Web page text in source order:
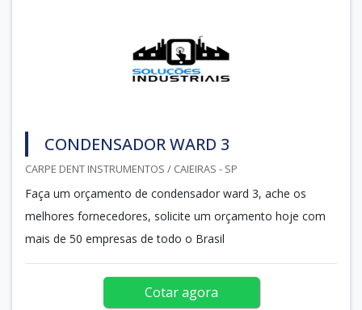
CONDENSADOR WARD 3
CARPE DENT INSTRUMENTOS / CAIEIRAS - SP
Faça um orçamento de condensador ward 3, ache os
melhores fornecedores, solicite um orçamento hoje com
mais de 50 empresas de todo o Brasil
Cotar agora